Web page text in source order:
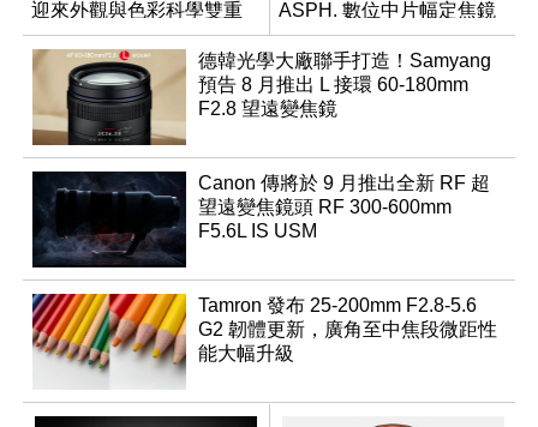
迎來外觀與色彩科學雙重
優化
ASPH. 數位中片幅定焦鏡
德韓光學大廠聯手打造！Samyang
預告 8 月推出 L 接環 60-180mm
F2.8 望遠變焦鏡
Canon 傳將於 9 月推出全新 RF 超
望遠變焦鏡頭 RF 300-600mm
F5.6L IS USM
Tamron 發布 25-200mm F2.8-5.6
G2 韌體更新，廣角至中焦段微距性
能大幅升級